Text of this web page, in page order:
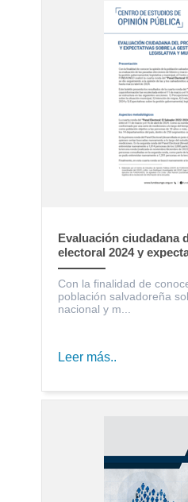
Evaluación ciudadana
electoral 2024 y
gestión
municipal
Con la finalidad de
población salvadoreña
nacional y m...
Leer más..